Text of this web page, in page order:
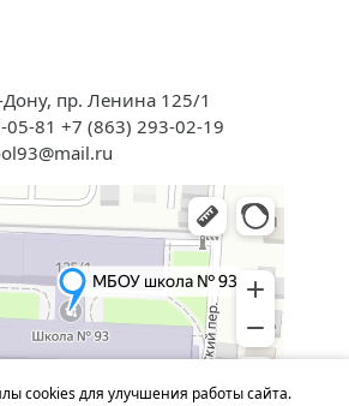
Дону, пр. Ленина 125/1
05-81 +7 (863) 293-02-19
cookies для улучшения работы сайта.